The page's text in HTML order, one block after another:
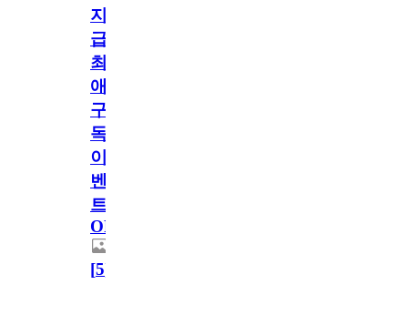
지
급!
최
애
구
독
이
벤
트
OPEN!
[5]